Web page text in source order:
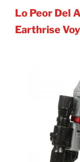
Lo Peor Del
Earthrise